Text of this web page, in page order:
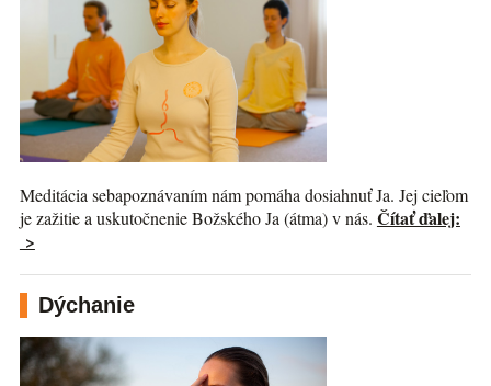
Meditácia sebapoznávaním nám pomáha dosiahnuť Ja. Jej cieľom
je zažitie a uskutočnenie Božského Ja (átma) v nás. Čítať ďalej:
>
Dýchanie